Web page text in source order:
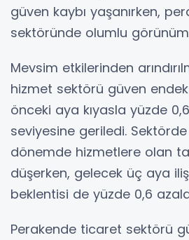
güven kaybı yaşanırken,
sektöründe olumlu
Mevsim etkilerinden
hizmet sektörü güven
önceki aya kıyasla yüzde
seviyesine geriledi.
dönemde hizmetlere olan
düşerken, gelecek üç aya
beklentisi de yüzde 0,6
Perakende ticaret sektörü